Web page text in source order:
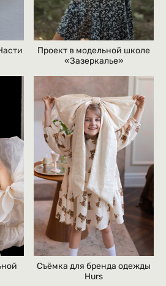
Проект в модельной школе
«Зазеркалье»
Съёмка для бренда одежды
Hurs